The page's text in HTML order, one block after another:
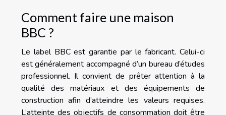
Comment faire une maison
BBC ?
Le label BBC est garantie par le fabricant. Celui-ci
est généralement accompagné d’un bureau d’études
professionnel. Il convient de prêter attention à la
qualité des matériaux et des équipements de
construction afin d’atteindre les valeurs requises.
L’atteinte des objectifs de consommation doit être